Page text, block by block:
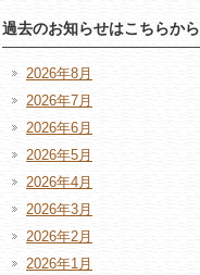
過去のお知らせはこちらから
2026年8月
2026年7月
2026年6月
2026年5月
2026年4月
2026年3月
2026年2月
2026年1月